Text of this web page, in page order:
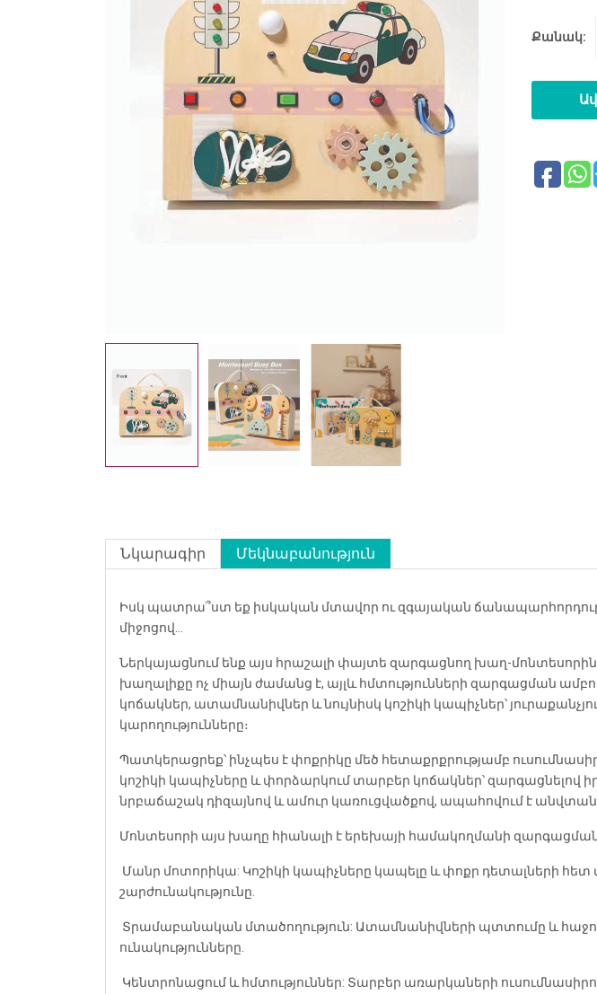
Քանակ:
Նկարագիր Մեկնաբանություն
Իսկ պատրա՞ստ եք իսկական մտավոր ու զգայական
միջոցով…
Ներկայացնում ենք այս հրաշալի փայտե զարգացնող խաղ-
խաղալիքը ոչ միայն ժամանց է, այլև հմտությունների զարգացման
կոճակներ, ատամնանիվներ և նույնիսկ կոշիկի կապիչներ՝
կարողությունները։
Պատկերացրեք՝ ինչպես է փոքրիկը մեծ հետաքրքրությամբ
կոշիկի կապիչները և փորձարկում տարբեր կոճակներ՝ զարգացնելով
նրբաճաշակ դիզայնով և ամուր կառուցվածքով, ապահովում է
Մոնտեսորի այս խաղը հիանալի է երեխայի համակողմանի
Մանր մոտորիկա: Կոշիկի կապիչները կապելը և փոքր դետալների
շարժունակությունը.
Տրամաբանական մտածողություն: Ատամնանիվների պտտումը և
ունակությունները.
Կենտրոնացում և հմտություններ: Տարբեր առարկաների